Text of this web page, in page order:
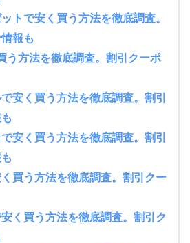
トで安く買う方法を徹底調査。
報も
う方法を徹底調査。割引クーポ
安く買う方法を徹底調査。割引
安く買う方法を徹底調査。割引
買う方法を徹底調査。割引クー
く買う方法を徹底調査。割引ク